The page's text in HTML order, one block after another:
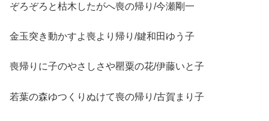
ぞろぞろと枯木したがへ喪の帰り/今瀬剛一
金玉突き動かすよ喪より帰り/鍵和田ゆう子
喪帰りに子のやさしさや罌粟の花/伊藤いと子
若葉の森ゆつくりぬけて喪の帰り/古賀まり子